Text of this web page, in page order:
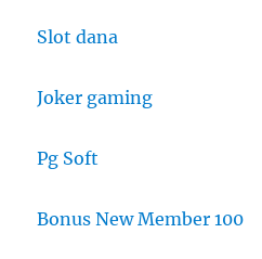
Slot dana
Joker gaming
Pg Soft
Bonus New Member 100